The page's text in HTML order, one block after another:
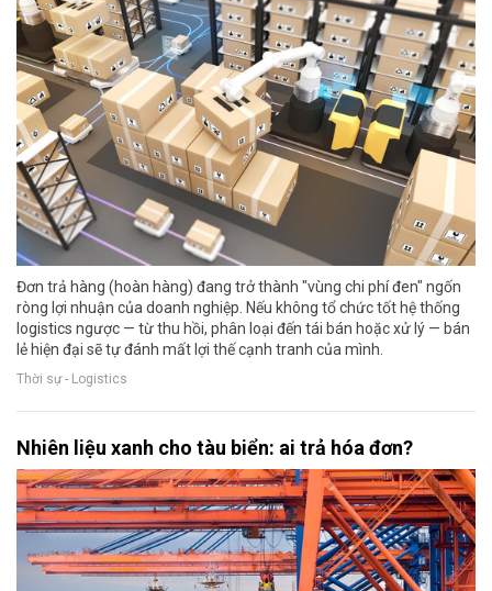
Đơn trả hàng (hoàn hàng) đang trở thành "vùng chi phí đen" ngốn
ròng lợi nhuận của doanh nghiệp. Nếu không tổ chức tốt hệ thống
logistics ngược — từ thu hồi, phân loại đến tái bán hoặc xử lý — bán
lẻ hiện đại sẽ tự đánh mất lợi thế cạnh tranh của mình.
Thời sự - Logistics
Nhiên liệu xanh cho tàu biển: ai trả hóa đơn?